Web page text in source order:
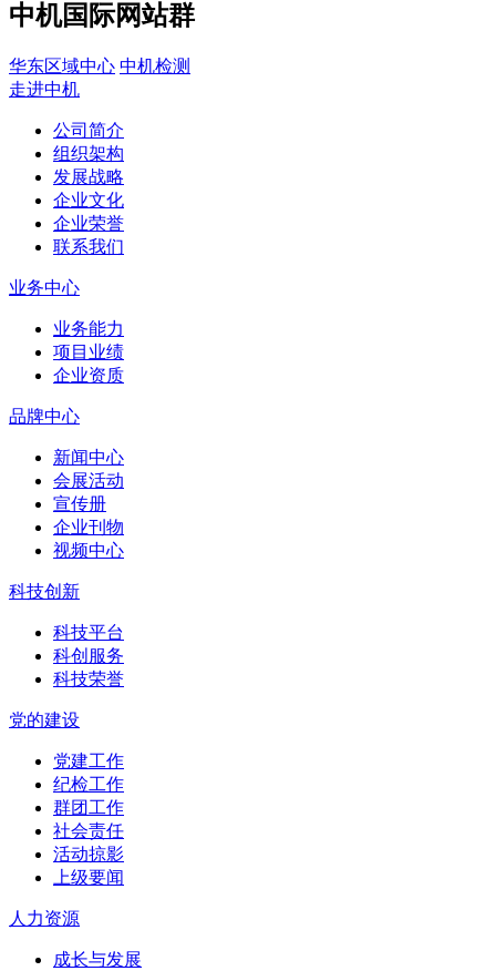
中机国际网站群
华东区域中心 中机检测
走进中机
公司简介
组织架构
发展战略
企业文化
企业荣誉
联系我们
业务中心
业务能力
项目业绩
企业资质
品牌中心
新闻中心
会展活动
宣传册
企业刊物
视频中心
科技创新
科技平台
科创服务
科技荣誉
党的建设
党建工作
纪检工作
群团工作
社会责任
活动掠影
上级要闻
人力资源
成长与发展